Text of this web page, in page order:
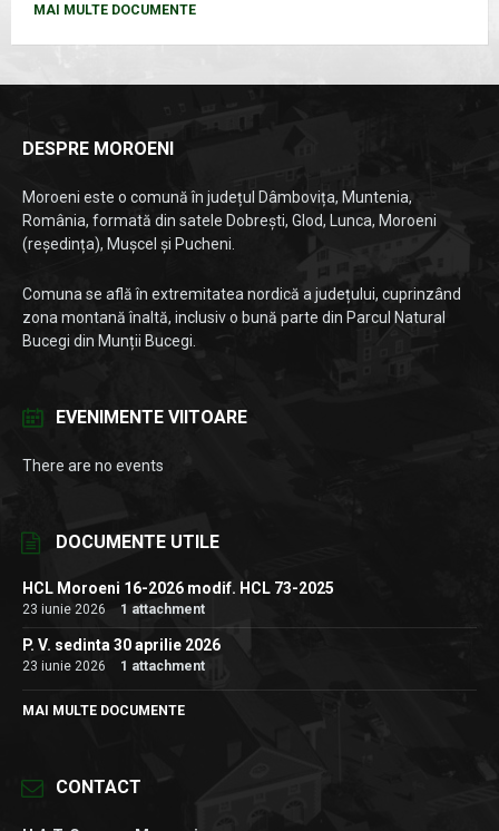
MAI MULTE DOCUMENTE
DESPRE MOROENI
Moroeni este o comună în județul Dâmbovița, Muntenia,
România, formată din satele Dobrești, Glod, Lunca, Moroeni
(reședința), Mușcel și Pucheni.
Comuna se află în extremitatea nordică a județului, cuprinzând
zona montană înaltă, inclusiv o bună parte din Parcul Natural
Bucegi din Munții Bucegi.
EVENIMENTE VIITOARE
There are no events
DOCUMENTE UTILE
HCL Moroeni 16-2026 modif. HCL 73-2025
23 iunie 2026 1 attachment
P. V. sedinta 30 aprilie 2026
23 iunie 2026 1 attachment
MAI MULTE DOCUMENTE
CONTACT